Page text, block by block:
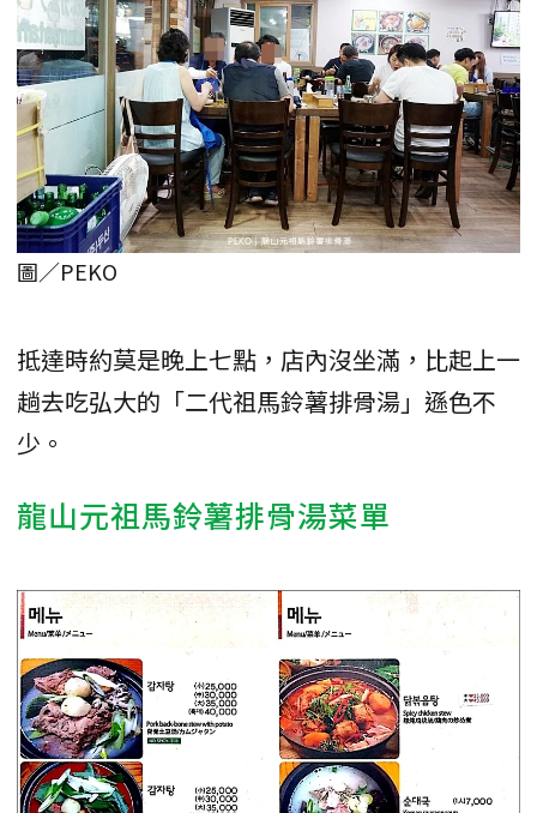
圖／PEKO
抵達時約莫是晚上七點，店內沒坐滿，比起上一
趟去吃弘大的「二代祖馬鈴薯排骨湯」遜色不
少。
龍山元祖馬鈴薯排骨湯菜單